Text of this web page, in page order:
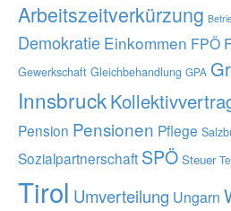
Arbeitszeitverkürzung
Demokratie Einkommen FPÖ
Gewerkschaft Gleichbehandlung GPA
Innsbruck
Pension Pensionen Pflege
Sozialpartnerschaft SPÖ Steuer
Tirol Umverteilung Ungarn